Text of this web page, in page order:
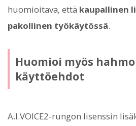
huomioitava, että kaupallinen
pakollinen työkäytössä.
Huomioi myös
käyttöehdot
A.I.VOICE2-rungon lisenssin